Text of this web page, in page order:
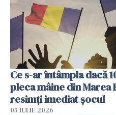
Ce s-ar întâmpla dacă
pleca mâine din
resimți imediat șocul
05 IULIE 2026